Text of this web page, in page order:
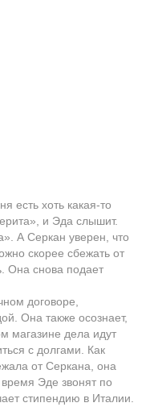
есть хоть какая-то
и Эда слышит.
А Серкан уверен, что
скорее сбежать от
Она снова подает
договоре,
Она также осознает,
магазине дела идут
с долгами. Как
от Серкана, она
Эде звонят по
стипендию в Италии.